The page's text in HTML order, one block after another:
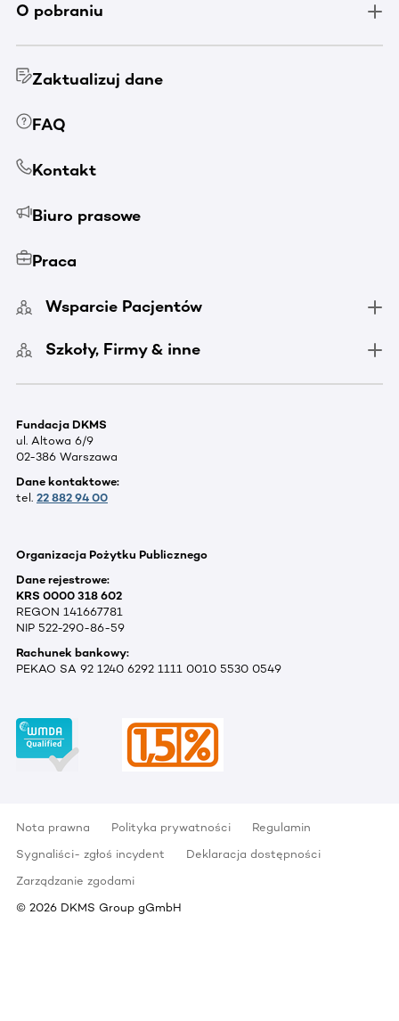
O pobraniu
Zaktualizuj dane
FAQ
Kontakt
Biuro prasowe
Praca
Wsparcie Pacjentów
Szkoły, Firmy & inne
Fundacja DKMS
ul. Altowa 6/9
02-386 Warszawa
Dane kontaktowe:
tel. 22 882 94 00
Organizacja Pożytku Publicznego
Dane rejestrowe:
KRS 0000 318 602
REGON 141667781
NIP 522-290-86-59
Rachunek bankowy:
PEKAO SA 92 1240 6292 1111 0010 5530 0549
Nota prawna Polityka prywatności
Regulamin
Sygnaliści- zgłoś incydent
Deklaracja dostępności
Zarządzanie zgodami
© 2026 DKMS Group gGmbH